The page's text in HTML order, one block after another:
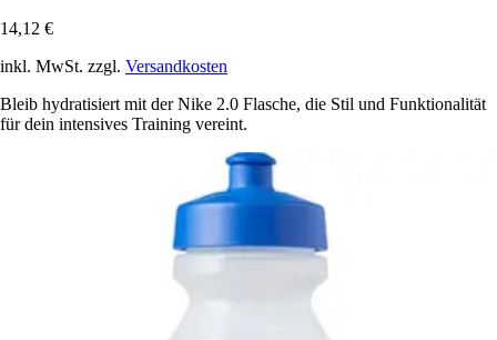
14,12 €
inkl. MwSt. zzgl. Versandkosten
Bleib hydratisiert mit der Nike 2.0 Flasche, die Stil und Funktionalität
für dein intensives Training vereint.